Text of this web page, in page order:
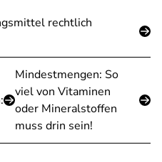
rechtlich
Mindestmengen: So
viel von Vitaminen
oder Mineralstoffen
muss drin sein!